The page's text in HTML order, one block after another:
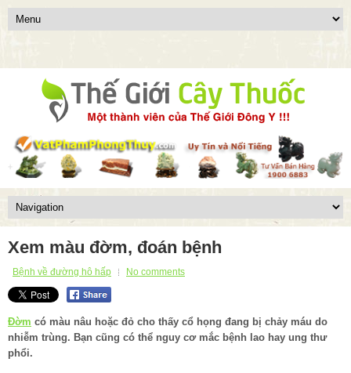
Xem màu đờm, đoán bệnh
Bệnh về đường hô hấp No comments
Đờm có màu nâu hoặc đỏ cho thấy cổ họng đang bị chảy máu do
nhiễm trùng. Bạn cũng có thể nguy cơ mắc bệnh lao hay ung thư
phổi.